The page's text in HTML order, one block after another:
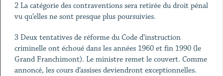
2 La catégorie des contraventions sera retirée du droit pénal
vu qu’elles ne sont presque plus poursuivies.
3 Deux tentatives de réforme du Code d’instruction
criminelle ont échoué dans les années 1960 et fin 1990 (le
Grand Franchimont). Le ministre remet le couvert. Comme
annoncé, les cours d’assises deviendront exceptionnelles.